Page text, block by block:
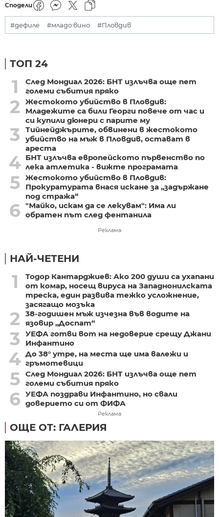
Сподели
#дефиле #младо вино #Пловдив
ТОП 24
1
След Мондиал 2026: БНТ излъчва още пет
големи събития пряко
2
Жестокото убийство в Пловдив:
Младежите са били Георги повече от час и
си купили дюнери с парите му
3
Тийнейджърите, обвинени в жестокото
убийство на мъж в Пловдив, остават в
ареста
4 БНТ излъчва европейското първенство по
лека атлетика - вижте програмата
5 Жестокото убийство в Пловдив:
Прокуратурата внася искане за „задържане
под стража“
6 "Майко, искам да се лекувам": Има ли
обратен път след фентанила
Реклама
НАЙ-ЧЕТЕНИ
1
Тодор Кантарджиев: Ако 200 души са ухапани
от комар, носещ вируса на Западнонилската
треска, един развива тежко усложнение,
засягащо мозъка
2
38-годишен мъж изчезна във водите на
язовир „Доспат“
3
УЕФА готви вот на недоверие срещу Джани
Инфантино
4 До 38° утре, на места ще има валежи и
гръмотевици
5 След Мондиал 2026: БНТ излъчва още пет
големи събития пряко
6 УЕФА поздрави Инфантино, но свали
доверието си от ФИФА
Реклама
ОЩЕ ОТ: ГАЛЕРИЯ